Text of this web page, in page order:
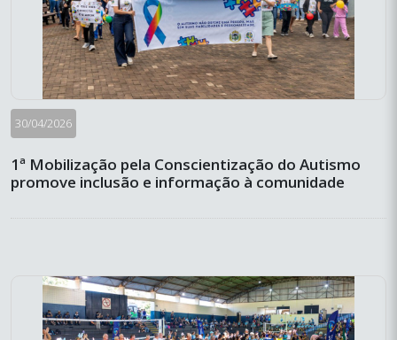
30/04/2026
1ª Mobilização pela Conscientização do Autismo
promove inclusão e informação à comunidade